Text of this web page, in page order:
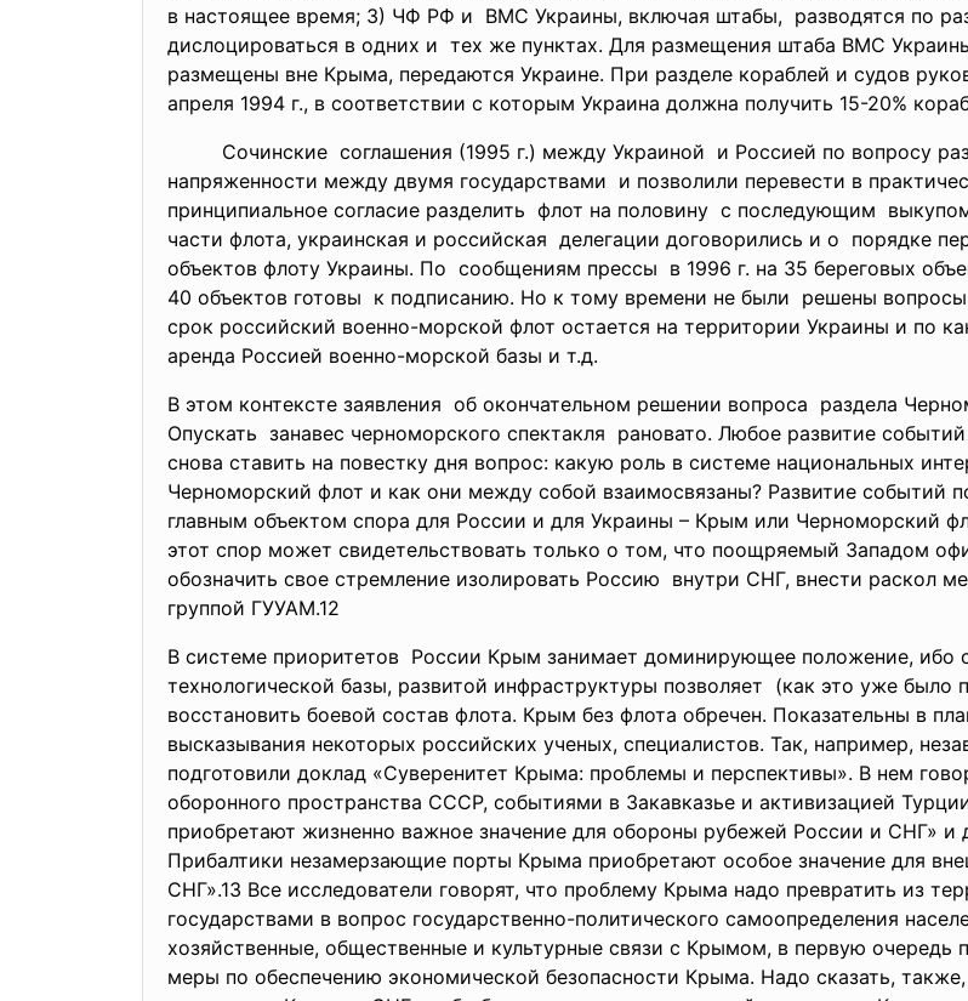
в настоящее время; 3) ЧФ РФ и ВМС Украины, включая штабы, разводятся по
дислоцироваться в одних и тех же пунктах. Для размещения штаба ВМС
размещены вне Крыма, передаются Украине. При разделе кораблей и судов
апреля 1994 г., в соответствии с которым Украина должна получить 15-20%
Сочинские соглашения (1995 г.) между Украиной и Россией по вопросу
напряженности между двумя государствами и позволили перевести в
принципиальное согласие разделить флот на половину с последующим
части флота, украинская и российская делегации договорились и о порядке
объектов флоту Украины. По сообщениям прессы в 1996 г. на 35 береговых
40 объектов готовы к подписанию. Но к тому времени не были решены
срок российский военно-морской флот остается на территории Украины и по
аренда Россией военно-морской базы и т.д.
В этом контексте заявления об окончательном решении вопроса раздела
Опускать занавес черноморского спектакля рановато. Любое развитие
снова ставить на повестку дня вопрос: какую роль в системе национальных
Черноморский флот и как они между собой взаимосвязаны? Развитие событий
главным объектом спора для России и для Украины – Крым или Черноморский
этот спор может свидетельствовать только о том, что поощряемый Западом
обозначить свое стремление изолировать Россию внутри СНГ, внести раскол
группой ГУУАМ.12
В системе приоритетов России Крым занимает доминирующее положение, ибо
технологической базы, развитой инфраструктуры позволяет (как это уже
восстановить боевой состав флота. Крым без флота обречен. Показательны в
высказывания некоторых российских ученых, специалистов. Так, например,
подготовили доклад «Суверенитет Крыма: проблемы и перспективы». В нем
оборонного пространства СССР, событиями в Закавказье и активизацией
приобретают жизненно важное значение для обороны рубежей России и СНГ»
Прибалтики незамерзающие порты Крыма приобретают особое значение для
СНГ».13 Все исследователи говорят, что проблему Крыма надо превратить из
государствами в вопрос государственно-политического самоопределения
хозяйственные, общественные и культурные связи с Крымом, в первую очередь
меры по обеспечению экономической безопасности Крыма. Надо сказать,